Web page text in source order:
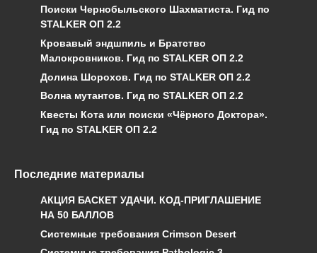
Поиски Чернобыльского Шахматиста. Гид по
STALKER ОП 2.2
Кровавый эндшпиль и Братство
Малокровников. Гид по STALKER ОП 2.2
Долина Шорохов. Гид по STALKER ОП 2.2
Волна мутантов. Гид по STALKER ОП 2.2
Квесты Кота или поиски «Чёрного Доктора».
Гид по STALKER ОП 2.2
Последние материалы
АКЦИЯ БАСКЕТ УДАЧИ. КОД-ПРИГЛАШЕНИЕ
НА 50 БАЛЛОВ
Системные требования Crimson Desert